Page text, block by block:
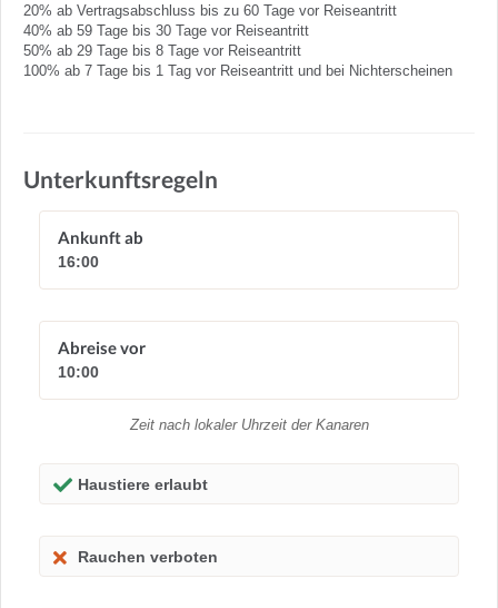
20% ab Vertragsabschluss bis zu 60 Tage vor Reiseantritt
40% ab 59 Tage bis 30 Tage vor Reiseantritt
50% ab 29 Tage bis 8 Tage vor Reiseantritt
100% ab 7 Tage bis 1 Tag vor Reiseantritt und bei Nichterscheinen
Unterkunftsregeln
Ankunft ab
16:00
Abreise vor
10:00
Zeit nach lokaler Uhrzeit der Kanaren
Haustiere erlaubt
Rauchen verboten